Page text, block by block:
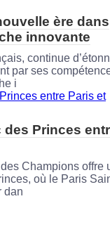
ère dans
innovante
continue
par ses
i
des Princes
Champions offre
où le Paris
dan